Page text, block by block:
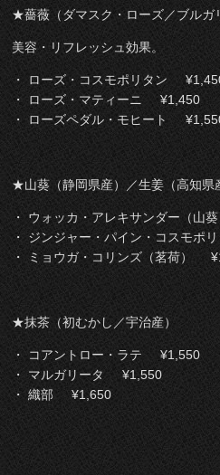
★薔薇（ダマスク・ローズ／ブルガ
美容・リフレッシュ効果。
・ ローズ・コスモポリタン
・ ローズ・マティーニ ¥1,450
・ ローズペダル・モヒート
★山葵（静岡県産）／生姜（高知県
・ ウォッカ・アレキサンダー（
・ ジンジャー・パイン・コスモ
・ ミョウガ・コリンズ（茗荷）
★抹茶（初むかし／宇治産）
・ コアントロー・ラテ ¥1,550
・ マルガリータ ¥1,550
・ 織部 ¥1,650